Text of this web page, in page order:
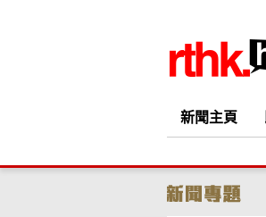
新聞主頁